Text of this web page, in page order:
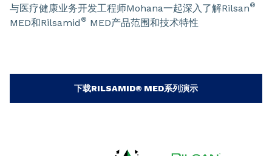
与医疗健康业务开发工程师Mohana一起深入了解Rilsan®
MED和Rilsamid ® MED产品范围和技术特性
下载RILSAMID® MED系列演示